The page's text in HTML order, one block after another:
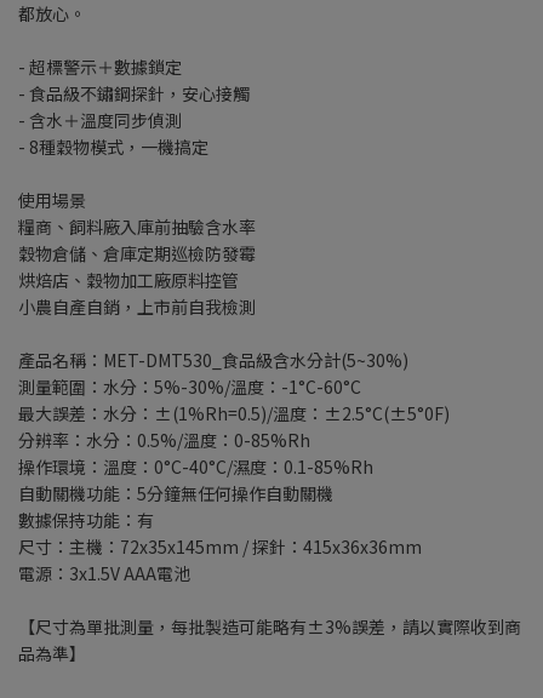
都放心。
- 超標警示＋數據鎖定
- 食品級不鏽鋼探針，安心接觸
- 含水＋溫度同步偵測
- 8種穀物模式，一機搞定
使用場景
糧商、飼料廠入庫前抽驗含水率
穀物倉儲、倉庫定期巡檢防發霉
烘焙店、穀物加工廠原料控管
小農自產自銷，上市前自我檢測
產品名稱：MET-DMT530_食品級含水分計(5~30%)
測量範圍：水分：5%-30%/溫度：-1°C-60°C
最大誤差：水分：±(1%Rh=0.5)/溫度：±2.5°C(±5°0F)
分辨率：水分：0.5%/溫度：0-85%Rh
操作環境：溫度：0°C-40°C/濕度：0.1-85%Rh
自動關機功能：5分鐘無任何操作自動關機
數據保持功能：有
尺寸：主機：72x35x145mm / 探針：415x36x36mm
電源：3x1.5V AAA電池
【尺寸為單批測量，每批製造可能略有±3%誤差，請以實際收到商
品為準】